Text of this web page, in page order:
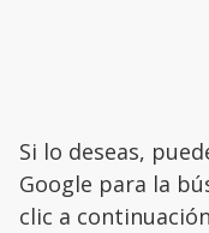
Si lo deseas,
Google para la
clic a